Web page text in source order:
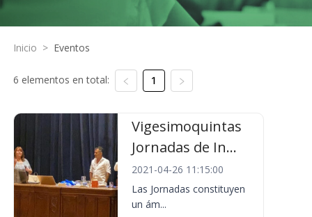
Inicio > Eventos
6 elementos en total: 1
Vigesimoquintas
Jornadas de In...
2021-04-26 11:15:00
Las Jornadas constituyen
un ám...